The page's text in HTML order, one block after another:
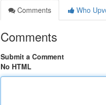
Comments
Who
Comments
Submit a Comment
No HTML